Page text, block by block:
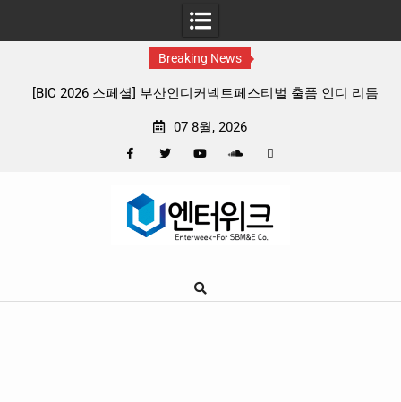
Breaking News
벌 출품 인디 리듬
판타지 케이팝 애니메이션 ‘고스트밴드’ 8월
07 8월, 2026
Google